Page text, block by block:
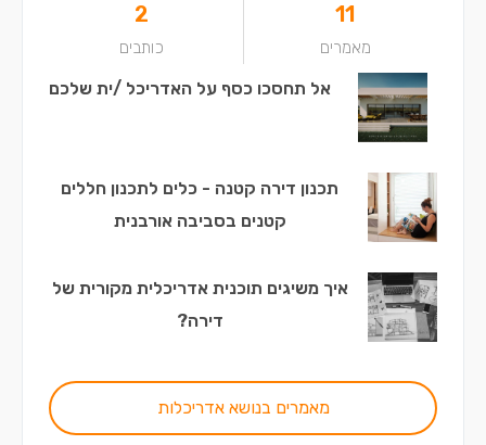
11
מאמרים
2
כותבים
אל תחסכו כסף על האדריכל /ית שלכם
תכנון דירה קטנה - כלים לתכנון חללים
קטנים בסביבה אורבנית
איך משיגים תוכנית אדריכלית מקורית של
דירה?
מאמרים בנושא אדריכלות